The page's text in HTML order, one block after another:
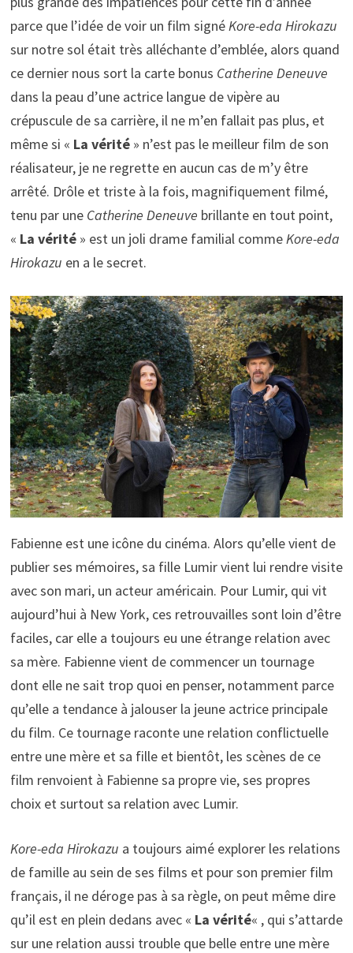
parce que l’idée de voir un film signéKore-eda Hirokazu
sur notre sol était très alléchante d’emblée, alors quand
ce dernier nous sort la carte bonus Catherine Deneuve
dans la peau d’une actrice langue de vipère au
crépuscule de sa carrière, il ne m’en fallait pas plus, et
même si « La vérité» n’est pas le meilleur film de son
réalisateur, je ne regrette en aucun cas de m’y être
arrêté. Drôle et triste à la fois, magnifiquement filmé,
tenu par une Catherine Deneuve brillante en tout point,
« La vérité» est un joli drame familial commeKore-eda
Hirokazu en a le secret.
Fabienne est une icône du cinéma. Alors qu’elle vient de
publier ses mémoires, sa fille Lumir vient lui rendre visite
avec son mari, un acteur américain. Pour Lumir, qui vit
aujourd’hui à New York, ces retrouvailles sont loin d’être
faciles, car elle a toujours eu une étrange relation avec
sa mère. Fabienne vient de commencer un tournage
dont elle ne sait trop quoi en penser, notamment parce
qu’elle a tendance à jalouser la jeune actrice principale
du film. Ce tournage raconte une relation conflictuelle
entre une mère et sa fille et bientôt, les scènes de ce
film renvoient à Fabienne sa propre vie, ses propres
choix et surtout sa relation avec Lumir.
Kore-eda Hirokazu a toujours aimé explorer les relations
de famille au sein de ses films et pour son premier film
français, il ne déroge pas à sa règle, on peut même dire
qu’il est en plein dedans avec « La vérité« , qui s’attarde
sur une relation aussi trouble que belle entre une mère